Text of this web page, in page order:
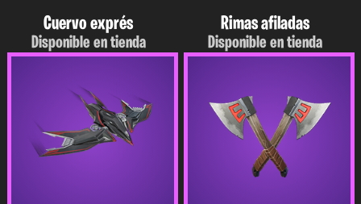
Cuervo exprés
Disponible en tienda
Rimas afiladas
Disponible en tienda